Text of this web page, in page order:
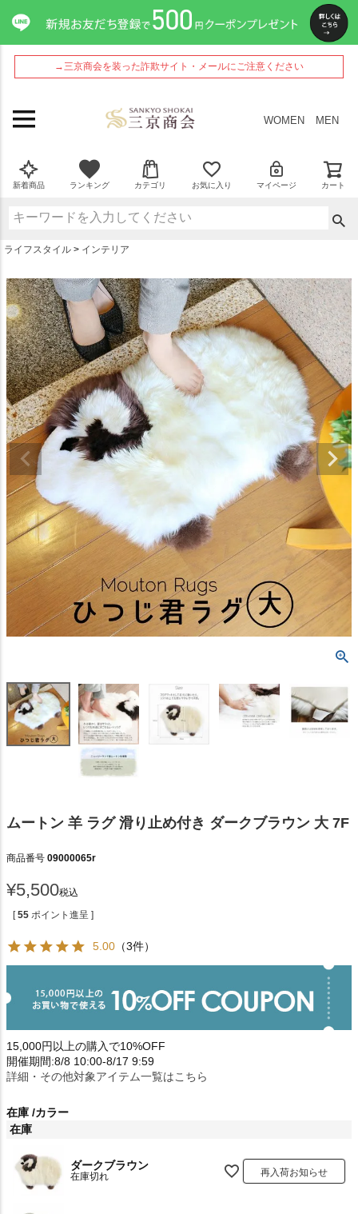
→三京商会を装った詐欺サイト・メールにご注意ください
WOMEN MEN
新着商品 ランキング カテゴリ お気に入り マイページ カート
ライフスタイル インテリア
ムートン 羊 ラグ 滑り止め付き ダークブラウン 大 7F
商品番号 09000065r
¥5,500税込
[ 55 ポイント進呈 ]
5.00 （3件）
15,000円以上の購入で10%OFF
開催期間:8/8 10:00-8/17 9:59
詳細・その他対象アイテム一覧はこちら
在庫 カラー
在庫
ダークブラウン
在庫切れ 再入荷お知らせ
ペー
ジト
ップ
へ